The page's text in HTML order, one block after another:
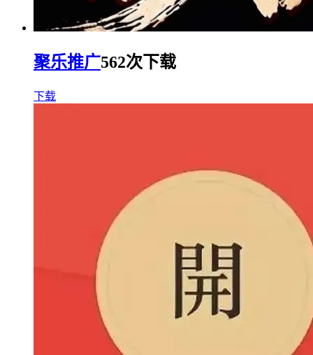
聚乐推广562次下载
下载